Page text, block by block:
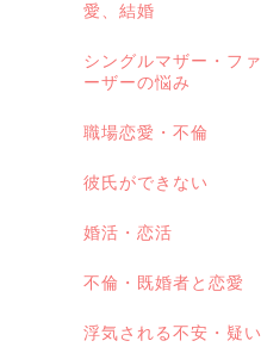
愛、結婚
シングルマザー・ファ
ーザーの悩み
職場恋愛・不倫
彼氏ができない
婚活・恋活
不倫・既婚者と恋愛
浮気される不安・疑い